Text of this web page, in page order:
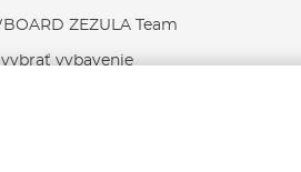
ZEZULA Team
vybavenie